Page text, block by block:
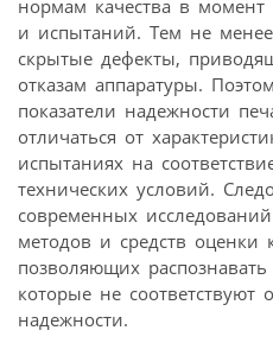
нормам качества в момент
и испытаний. Тем не
скрытые дефекты,
отказам аппаратуры.
показатели надежности
отличаться от
испытаниях на
технических условий.
современных
методов и средств оценки
позволяющих
которые не
надежности.